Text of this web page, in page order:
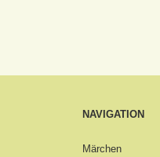
NAVIGATION
Märchen